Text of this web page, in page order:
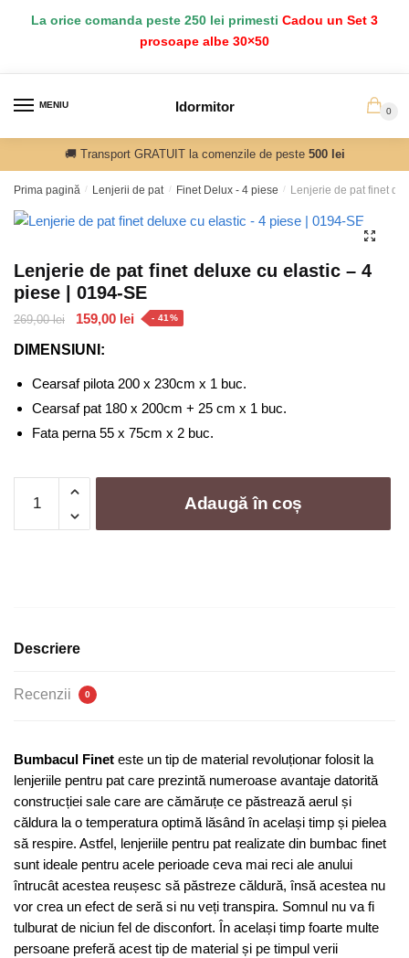
La orice comanda peste 250 lei primesti Cadou un Set 3
prosoape albe 30×50
MENIU Idormitor 0
🚚 Transport GRATUIT la comenzile de peste 500 lei
Prima pagină / Lenjerii de pat / Finet Delux - 4 piese / Lenjerie de pat finet
🔍
Lenjerie de pat finet deluxe cu elastic – 4
piese | 0194-SE
269,00lei
Prețul
a
fost:
269,00 lei.
159,00 lei Prețul
159,00 lei.
- 41%
DIMENSIUNI:
Cearsaf pilota 200 x 230cm x 1 buc.
Cearsaf pat 180 x 200cm + 25 cm x 1 buc.
Fata perna 55 x 75cm x 2 buc.
Lenjerie
de
elastic
SE
Adaugă în coș
Descriere
Recenzii 0
Bumbacul Finet este un tip de material revoluționar folosit la
lenjeriile pentru pat care prezintă numeroase avantaje datorită
construcției sale care are cămăruțe ce păstrează aerul și
căldura la o temperatura optimă lăsând în același timp și pielea
să respire. Astfel, lenjeriile pentru pat realizate din bumbac finet
sunt ideale pentru acele perioade ceva mai reci ale anului
întrucât acestea reușesc să păstreze căldură, însă acestea nu
vor crea un efect de seră si nu veți transpira. Somnul nu va fi
tulburat de niciun fel de disconfort. În același timp foarte multe
persoane preferă acest tip de material și pe timpul verii